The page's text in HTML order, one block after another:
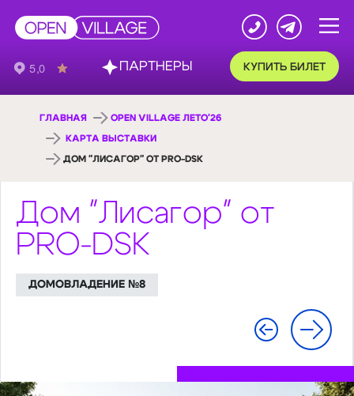
КУПИТЬ БИЛЕТ
ГЛАВНАЯ OPEN VILLAGE ЛЕТО'26
КАРТА ВЫСТАВКИ
ДОМ "ЛИСАГОР" ОТ PRO-DSK
Дом "Лисагор" от
PRO-DSK
ДОМОВЛАДЕНИЕ №8